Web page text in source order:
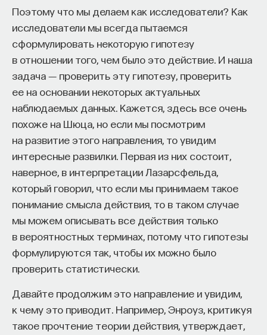
Поэтому что мы делаем как исследователи? Как
исследователи мы всегда пытаемся
сформулировать некоторую гипотезу
в отношении того, чем было это действие. И наша
задача ― проверить эту гипотезу, проверить
ее на основании некоторых актуальных
наблюдаемых данных. Кажется, здесь все очень
похоже на Шюца, но если мы посмотрим
на развитие этого направления, то увидим
интересные развилки. Первая из них состоит,
наверное, в интерпретации Лазарсфельда,
который говорил, что если мы принимаем такое
понимание смысла действия, то в таком случае
мы можем описывать все действия только
в вероятностных терминах, потому что гипотезы
формулируются так, чтобы их можно было
проверить статистически.
Давайте продолжим это направление и увидим,
к чему это приводит. Например, Энроуз, критикуя
такое прочтение теории действия, утверждает,